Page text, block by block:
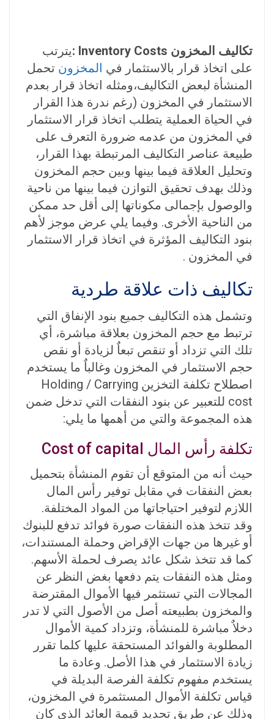
تكاليف المخزون Inventory Costs :
يترتب
على اتخاذ قرار بالاستثمار في المخزون تحمل
المنشأة لبعض التكاليف،ومثله اتخاذ قرار بعدم
الاستثمار في المخزون (رغم ندرة هذا القرار
في الحياة العملية يتطلب اتخاذ قرار الاستثمار
في المخزون من عدمه ضرورة التعرف على
طبيعة عناصر التكاليف المرتبطة بهذا القرار،
وتحليل العلاقة فيما بينها وبين حجم المخزون
وذلك بهدف تحقيق التوازن فيما بينها من ناحية
والوصول بإجمالى مكوناتها إلى أقل حد ممكن
من الناحية الأخرى. وفيما يلي عرض موجز لأهم
بنود التكاليف المؤثرة في اتخاذ قرار الاستثمار
في المخزون .
تكاليف ذات علاقة طردية
وتشمل هذه التكاليف جميع بنود الإنفاق التي
ترتبط مع حجم المخزون بعلاقة مباشرة، أي
تلك التي تزداد أو تنقص تبعاٌ لزيادة أو نقص
حجم الاستثمار في المخزون وغالباٌ ما يستخدم
اصطلاح تكلفة التخزين Holding / Carrying
cost للتعبير عن بنود النفقات التي تدخل ضمن
هذه المجموعة والتي من أهمها ما يلي:
تكلفة رأس المال Cost of capital
حيث أنه من المتوقع أن تقوم المنشأة بتحميل
بعض النفقات في مقابل توفير رأس المال
اللازم لتوفير احتياجاتها من المواد المختلفة.
وقد تتخذ هذه النفقات صورة فوائد تدفع للبنوك
أو غيرها من جهات الإقراض وحملة المستندات،
كما قد تتخذ شكل عائد يصرف لحملة الأسهم.
ومثل هذه النفقات يتم دفعها بغض النظر عن
المجالات التي تستثمر فيها الأموال المقترضة
والمخزون بطبيعته أصل من الأصول التي لا تدر
دخلاٌ مباشرة للمنشأة، وتزداد كمية الأموال
المطلوبة والفوائد المستحقة عليها كلما تقرر
زيادة الاستثمار في هذا الأصل. وعادة ما
يستخدم مفهوم تكلفة الفرصة البديلة في
قياس تكلفة الأموال المستثمرة في المخزون،
وذلك عن طريق تحديد قيمة العائد الذي كان